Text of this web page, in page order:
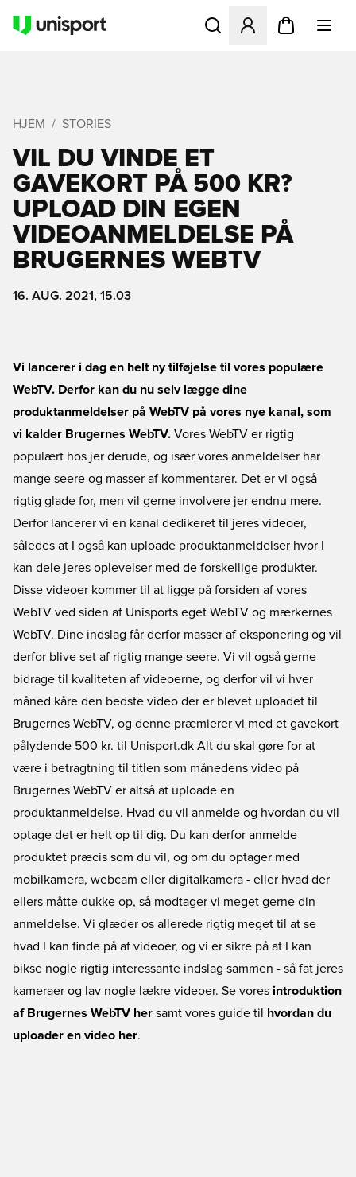
Åbner en Modal til at
HJEM STORIES
VIL DU VINDE ET
GAVEKORT PÅ 500 KR?
UPLOAD DIN EGEN
VIDEOANMELDELSE PÅ
BRUGERNES WEBTV
16. AUG. 2021, 15.03
Vi lancerer i dag en helt ny tilføjelse til vores populære
WebTV. Derfor kan du nu selv lægge dine
produktanmeldelser på WebTV på vores nye kanal, som
vi kalder Brugernes WebTV. Vores WebTV er rigtig
populært hos jer derude, og især vores anmeldelser har
mange seere og masser af kommentarer. Det er vi også
rigtig glade for, men vil gerne involvere jer endnu mere.
Derfor lancerer vi en kanal dedikeret til jeres videoer,
således at I også kan uploade produktanmeldelser hvor I
kan dele jeres oplevelser med de forskellige produkter.
Disse videoer kommer til at ligge på forsiden af vores
WebTV ved siden af Unisports eget WebTV og mærkernes
WebTV. Dine indslag får derfor masser af eksponering og vil
derfor blive set af rigtig mange seere. Vi vil også gerne
bidrage til kvaliteten af videoerne, og derfor vil vi hver
måned kåre den bedste video der er blevet uploadet til
Brugernes WebTV, og denne præmierer vi med et gavekort
pålydende 500 kr. til Unisport.dk Alt du skal gøre for at
være i betragtning til titlen som månedens video på
Brugernes WebTV er altså at uploade en
produktanmeldelse. Hvad du vil anmelde og hvordan du vil
optage det er helt op til dig. Du kan derfor anmelde
produktet præcis som du vil, og om du optager med
mobilkamera, webcam eller digitalkamera - eller hvad der
ellers måtte dukke op, så modtager vi meget gerne din
anmeldelse. Vi glæder os allerede rigtig meget til at se
hvad I kan finde på af videoer, og vi er sikre på at I kan
bikse nogle rigtig interessante indslag sammen - så fat jeres
kameraer og lav nogle lækre videoer. Se vores introduktion
af Brugernes WebTV her samt vores guide til
hvordan du
uploader en video her.